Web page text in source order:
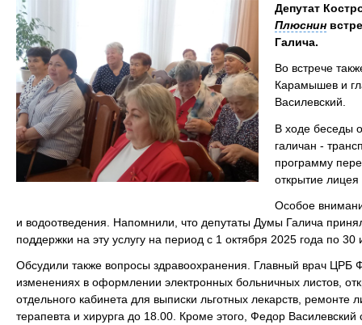
Депутат
Плюснин
Галича.
Во встрече
Карамышев и
Василевский.
В ходе беседы
галичан -
программу
открытие
Особое
и водоотведения. Напомнили, что депутаты Думы Галича
поддержки на эту услугу на период с 1 октября 2025 года по
Обсудили также вопросы здравоохранения. Главный врач ЦРБ
изменениях в оформлении электронных больничных листов,
отдельного кабинета для выписки льготных лекарств,
терапевта и хирурга до 18.00. Кроме этого, Федор